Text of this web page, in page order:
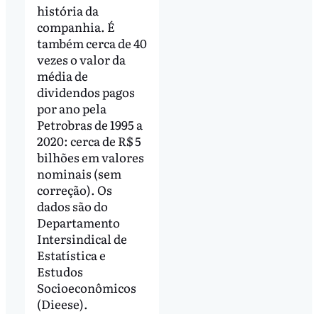
história da
companhia. É
também cerca de 40
vezes o valor da
média de
dividendos pagos
por ano pela
Petrobras de 1995 a
2020: cerca de R$ 5
bilhões em valores
nominais (sem
correção). Os
dados são do
Departamento
Intersindical de
Estatística e
Estudos
Socioeconômicos
(Dieese).